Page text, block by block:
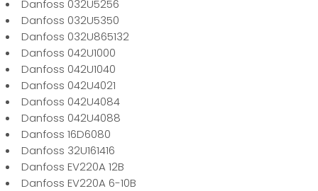
Danfoss 032U5256
Danfoss 032U5350
Danfoss 032U865132
Danfoss 042U1000
Danfoss 042U1040
Danfoss 042U4021
Danfoss 042U4084
Danfoss 042U4088
Danfoss 16D6080
Danfoss 32U161416
Danfoss EV220A 12B
Danfoss EV220A 6-10B